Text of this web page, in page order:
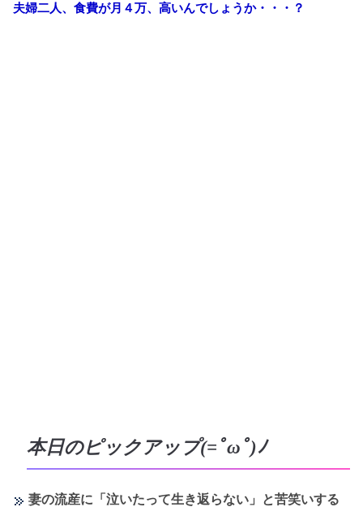
夫婦二人、食費が月４万、高いんでしょうか・・・？
本日のピックアップ(=ﾟωﾟ)ﾉ
妻の流産に「泣いたって生き返らない」と苦笑いする